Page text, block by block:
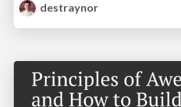
destraynor